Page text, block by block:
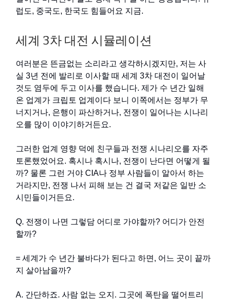
럽도, 중국도, 한국도 힘들어요 지금.
세계 3차 대전 시뮬레이션
여러분은 뜬금없는 소리라고 생각하시겠지만, 저는 사
실 3년 전에 발리로 이사할 때 세계 3차 대전이 일어날
것도 염두에 두고 이사를 했습니다. 제가 수 년간 일해
온 업계가 크립토 업계이다 보니 이쪽에서는 정부가 무
너지거나, 은행이 파산하거나, 전쟁이 일어나는 시나리
오를 많이 이야기하거든요.
그러한 업계 영향 덕에 친구들과 전쟁 시나리오를 자주
토론했었어요. 혹시나 혹시나, 전쟁이 난다면 어떻게 될
까? 물론 그런 거야 CIA나 정부 사람들이 알아서 하는
거라지만, 전쟁 나서 피해 보는 건 결국 저같은 일반 소
시민들이거든요.
Q. 전쟁이 나면 그렇담 어디로 가야할까? 어디가 안전
할까?
= 세계가 수 년간 불바다가 된다고 하면, 어느 곳이 끝까
지 살아남을까?
A. 간단하죠. 사람 없는 오지. 그곳에 폭탄을 떨어트리